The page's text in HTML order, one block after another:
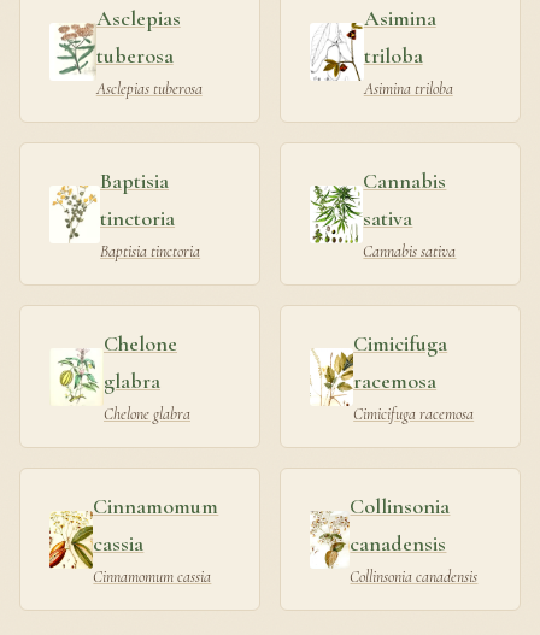
Asclepias
tuberosa
Asclepias tuberosa
Asimina
triloba
Asimina triloba
Baptisia
tinctoria
Baptisia tinctoria
Cannabis
sativa
Cannabis sativa
Chelone
glabra
Chelone glabra
Cimicifuga
racemosa
Cimicifuga racemosa
Cinnamomum
cassia
Cinnamomum cassia
Collinsonia
canadensis
Collinsonia canadensis